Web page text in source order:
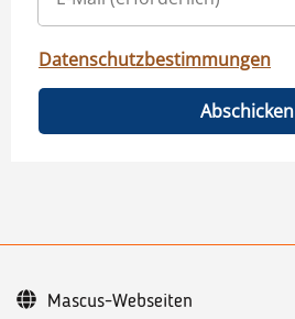
Datenschutzbestimmungen
Abschicken
Mascus-Webseiten